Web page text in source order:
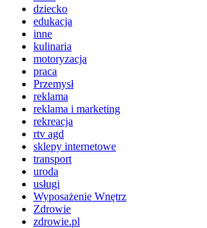
dziecko
edukacja
inne
kulinaria
motoryzacja
praca
Przemysł
reklama
reklama i marketing
rekreacja
rtv agd
sklepy internetowe
transport
uroda
usługi
Wyposażenie Wnętrz
Zdrowie
zdrowie.pl